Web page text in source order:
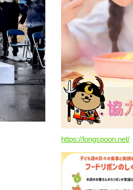
https://longspoon.net/